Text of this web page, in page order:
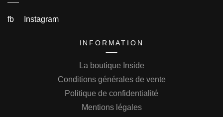
fb Instagram
INFORMATION
La boutique Inside
Conditions générales de vente
Politique de confidentialité
Mentions légales